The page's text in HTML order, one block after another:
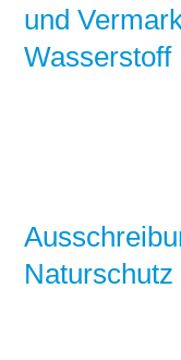
und
Wasserstoff
Naturschutz